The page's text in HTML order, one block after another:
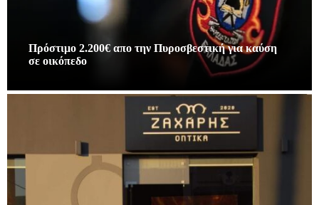
Πρόστιμο 2.200€ απο την Πυροσβεστική για καύση
σε οικόπεδο